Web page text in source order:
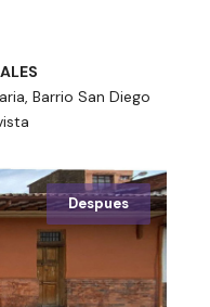
Barrio San Diego
Despues